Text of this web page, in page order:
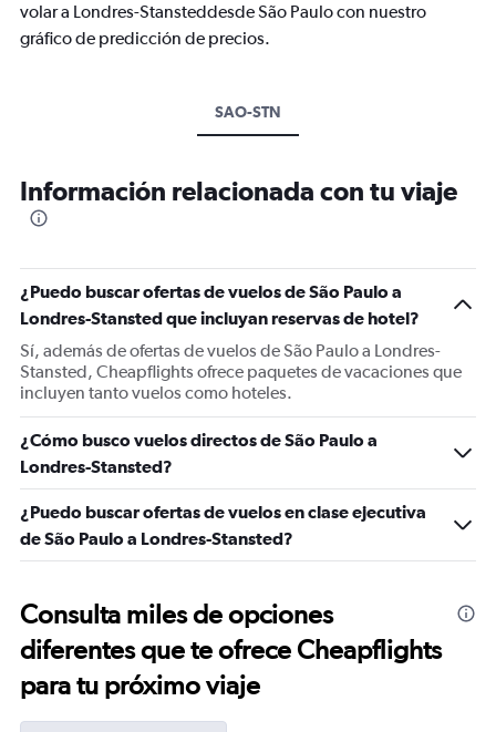
volar a Londres-Stansteddesde São Paulo con nuestro
gráfico de predicción de precios.
SAO-STN
Información relacionada con tu viaje
¿Puedo buscar ofertas de vuelos de São Paulo a
Londres-Stansted que incluyan reservas de hotel?
Sí, además de ofertas de vuelos de São Paulo a Londres-
Stansted, Cheapflights ofrece paquetes de vacaciones que
incluyen tanto vuelos como hoteles.
¿Cómo busco vuelos directos de São Paulo a
Londres-Stansted?
¿Puedo buscar ofertas de vuelos en clase ejecutiva
de São Paulo a Londres-Stansted?
Consulta miles de opciones
diferentes que te ofrece Cheapflights
para tu próximo viaje